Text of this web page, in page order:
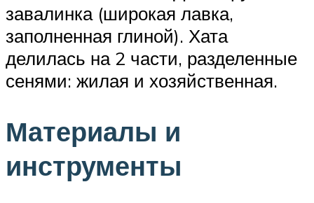
завалинка (широкая лавка,
заполненная глиной). Хата
делилась на 2 части, разделенные
сенями: жилая и хозяйственная.
Материалы и
инструменты